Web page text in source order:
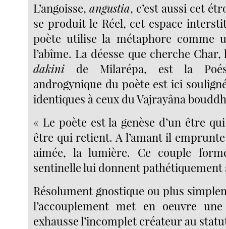
L’angoisse,angustia, c’est aussi cet
se produit le Réel, cet espace
poète utilise la métaphore comme
l’abîme. La déesse que cherche Char,
dakini de Milarépa, est la
androgynique du poète est ici
identiques à ceux du Vajrayâna
« Le poète est la genèse d’un être
être qui retient. A l’amant il
aimée, la lumière. Ce couple
sentinelle lui donnent pathétiquement
Résolument gnostique ou plus
l’accouplement met en oeuvre
exhausse l’incomplet créateur au